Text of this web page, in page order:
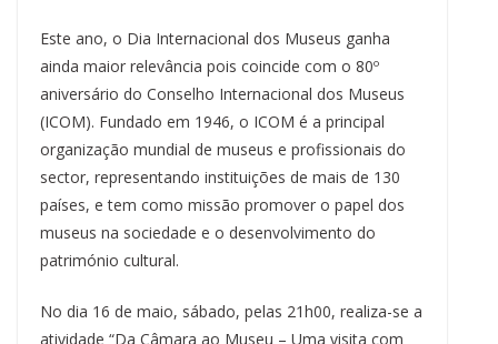
Este ano, o Dia Internacional dos Museus ganha
ainda maior relevância pois coincide com o 80º
aniversário do Conselho Internacional dos Museus
(ICOM). Fundado em 1946, o ICOM é a principal
organização mundial de museus e profissionais do
sector, representando instituições de mais de 130
países, e tem como missão promover o papel dos
museus na sociedade e o desenvolvimento do
património cultural.
No dia 16 de maio, sábado, pelas 21h00, realiza-se a
atividade “Da Câmara ao Museu – Uma visita com